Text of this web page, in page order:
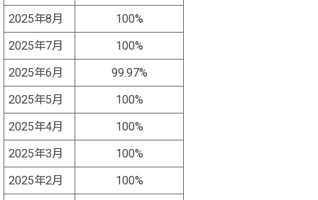
2025年8月
100%
2025年7月
100%
2025年6月
99.97%
2025年5月
100%
2025年4月
100%
2025年3月
100%
2025年2月
100%